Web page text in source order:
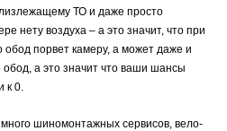
ТО и даже просто
нету воздуха – а это значит, что при
обод порвет камеру, а может даже и
обод, а это значит что ваши шансы
к 0.
шиномонтажных сервисов, вело-